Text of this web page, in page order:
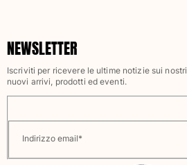
NEWSLETTER
Iscriviti per ricevere le ultime notizie sui nostri
nuovi arrivi, prodotti ed eventi.
Indirizzo email*